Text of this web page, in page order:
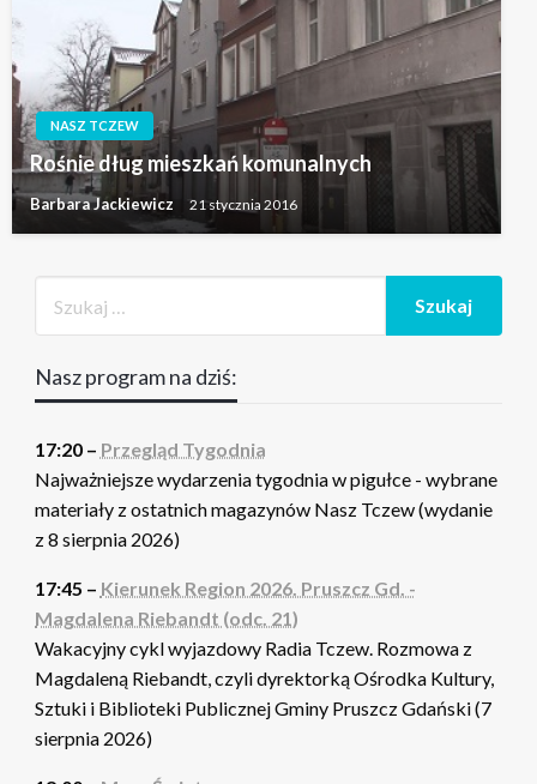
NASZ TCZEW
Rośnie dług mieszkań komunalnych
Barbara Jackiewicz 21 stycznia 2016
Nasz program na dziś:
17:20 – Przegląd Tygodnia
Najważniejsze wydarzenia tygodnia w pigułce - wybrane
materiały z ostatnich magazynów Nasz Tczew (wydanie
z 8 sierpnia 2026)
17:45 – Kierunek Region 2026. Pruszcz Gd. -
Magdalena Riebandt (odc. 21)
Wakacyjny cykl wyjazdowy Radia Tczew. Rozmowa z
Magdaleną Riebandt, czyli dyrektorką Ośrodka Kultury,
Sztuki i Biblioteki Publicznej Gminy Pruszcz Gdański (7
sierpnia 2026)